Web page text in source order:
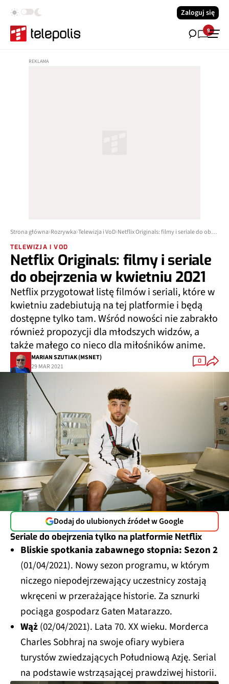
Zaloguj się
9
Strona główna Rozrywka Telewizja i VoD Netflix Originals: filmy i seriale do obejrzenia w kwietniu 2021
TELEWIZJA I VOD
Netflix Originals: filmy i seriale
do obejrzenia w kwietniu 2021
Netflix przygotował listę filmów i seriali, które w
kwietniu zadebiutują na tej platformie i będą
dostępne tylko tam. Wśród nowości nie zabrakło
również propozycji dla młodszych widzów, a
także małego co nieco dla miłośników anime.
MARIAN SZUTIAK (MSNET)
29 MAR 2021
0
Dodaj do ulubionych źródeł w Google
Seriale do obejrzenia tylko na platformie Netflix
Bliskie spotkania zabawnego stopnia: Sezon 2
(01/04/2021). Nowy sezon programu, w którym
niczego niepodejrzewający uczestnicy zostają
wkręceni w przerażające historie. Za sznurki
pociąga gospodarz Gaten Matarazzo.
Wąż(02/04/2021). Lata 70. XX wieku. Morderca
Charles Sobhraj na swoje ofiary wybiera
turystów zwiedzających Południową Azję. Serial
na podstawie wstrząsającej prawdziwej historii.